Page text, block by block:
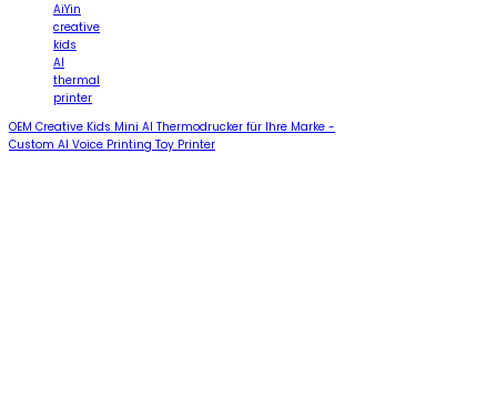
AiYin
creative
kids
AI
thermal
printer
OEM Creative Kids Mini AI Thermodrucker für Ihre Marke -
Custom AI Voice Printing Toy Printer